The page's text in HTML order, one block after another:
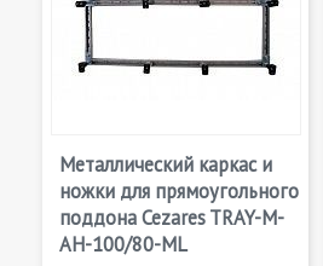
Металлический каркас и
ножки для прямоугольного
поддона Cezares TRAY-M-
AH-100/80-ML